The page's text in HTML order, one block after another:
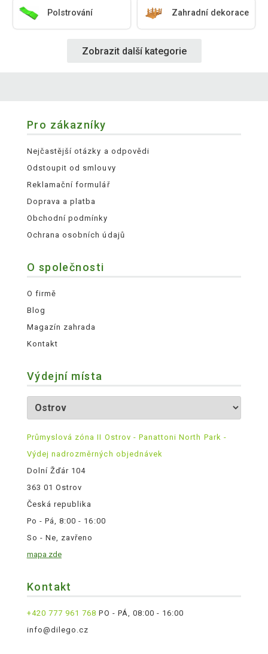
Polstrování Zahradní dekorace
Zobrazit další kategorie
Pro zákazníky
Nejčastější otázky a odpovědi
Odstoupit od smlouvy
Reklamační formulář
Doprava a platba
Obchodní podmínky
Ochrana osobních údajů
O společnosti
O firmě
Blog
Magazín zahrada
Kontakt
Výdejní místa
Průmyslová zóna II Ostrov - Panattoni North Park -
Výdej nadrozměrných objednávek
Dolní Žďár 104
363 01 Ostrov
Česká republika
Po - Pá, 8:00 - 16:00
So - Ne, zavřeno
mapa zde
Kontakt
+420 777 961 768 PO - PÁ, 08:00 - 16:00
info@dilego.cz